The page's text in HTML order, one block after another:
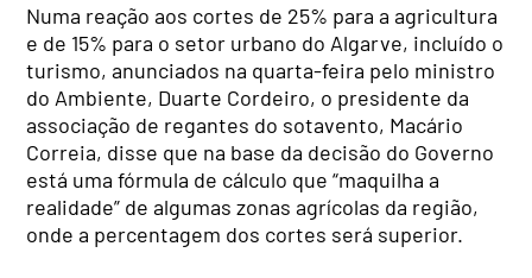
Numa reação aos cortes de 25% para a agricultura
e de 15% para o setor urbano do Algarve, incluído o
turismo, anunciados na quarta-feira pelo ministro
do Ambiente, Duarte Cordeiro, o presidente da
associação de regantes do sotavento, Macário
Correia, disse que na base da decisão do Governo
está uma fórmula de cálculo que “maquilha a
realidade” de algumas zonas agrícolas da região,
onde a percentagem dos cortes será superior.